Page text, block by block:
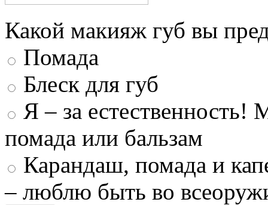
Какой макияж губ вы
Помада
Блеск для губ
Я – за естественность!
помада или бальзам
Карандаш, помада и
– люблю быть во